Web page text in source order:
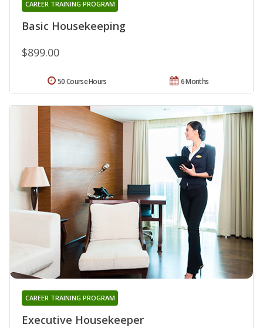
Basic Housekeeping
CAREER TRAINING PROGRAM
$899.00
6 Months
50 Course Hours
Executive Housekeeper
CAREER TRAINING PROGRAM